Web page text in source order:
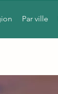
Par ville